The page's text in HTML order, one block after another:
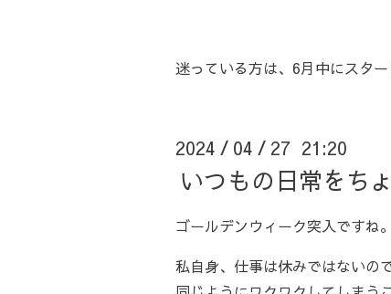
迷っている方は、6月中にスタ
2024 / 04 / 27 21:20
いつもの日常をち
ゴールデンウィーク突入ですね。
私自身、仕事は休みではないの